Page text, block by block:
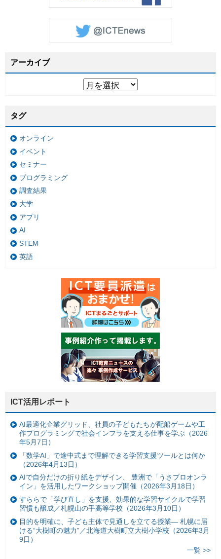
アーカイブ
タグ
オンライン
イベント
セミナー
プログラミング
調査結果
大学
アプリ
AI
STEM
英語
ICT活用レポート
AI最適化企業グリッド、社員の子どもたちが配船ゲームや工
作プログラミングで社会インフラを支える仕事を学ぶ（2026
年5月7日）
「数学AI」で途中式まで理解できる学習支援ツールとは何か
（2026年4月13日）
AIで自分だけの折り紙をデザイン、 豊洲で「うさプロオンラ
イン」を活用したワークショップ開催（2026年3月18日）
すららで「学び直し」を支援、効果的な学習サイクルで学習
習慣も醸成／札幌山の手高等学校（2026年3月10日）
目的を明確に、子ども主体で見通しを立てる授業— 札幌に届
ける“大樹町の魅力”／北海道大樹町立大樹小学校（2026年3月
9日）
一覧 >>